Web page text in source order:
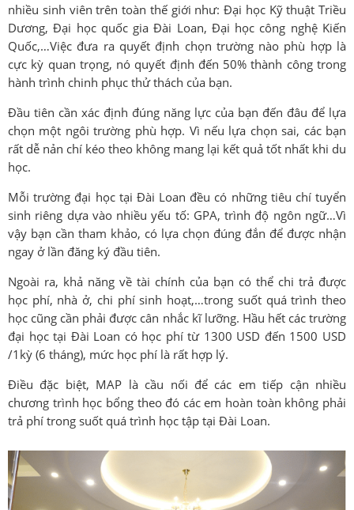
nhiều sinh viên trên toàn thế giới như: Đại học Kỹ thuật Triều
Dương, Đại học quốc gia Đài Loan, Đại học công nghệ Kiến
Quốc,…Việc đưa ra quyết định chọn trường nào phù hợp là
cực kỳ quan trọng, nó quyết định đến 50% thành công trong
hành trình chinh phục thử thách của bạn.
Đầu tiên cần xác định đúng năng lực của bạn đến đâu để lựa
chọn một ngôi trường phù hợp. Vì nếu lựa chọn sai, các bạn
rất dễ nản chí kéo theo không mang lại kết quả tốt nhất khi du
học.
Mỗi trường đại học tại Đài Loan đều có những tiêu chí tuyển
sinh riêng dựa vào nhiều yếu tố: GPA, trình độ ngôn ngữ…Vì
vậy bạn cần tham khảo, có lựa chọn đúng đắn để được nhận
ngay ở lần đăng ký đầu tiên.
Ngoài ra, khả năng về tài chính của bạn có thể chi trả được
học phí, nhà ở, chi phí sinh hoạt,…trong suốt quá trình theo
học cũng cần phải được cân nhắc kĩ lưỡng. Hầu hết các trường
đại học tại Đài Loan có học phí từ 1300 USD đến 1500 USD
/1kỳ (6 tháng), mức học phí là rất hợp lý.
Điều đặc biệt, MAP là cầu nối để các em tiếp cận nhiều
chương trình học bổng theo đó các em hoàn toàn không phải
trả phí trong suốt quá trình học tập tại Đài Loan.